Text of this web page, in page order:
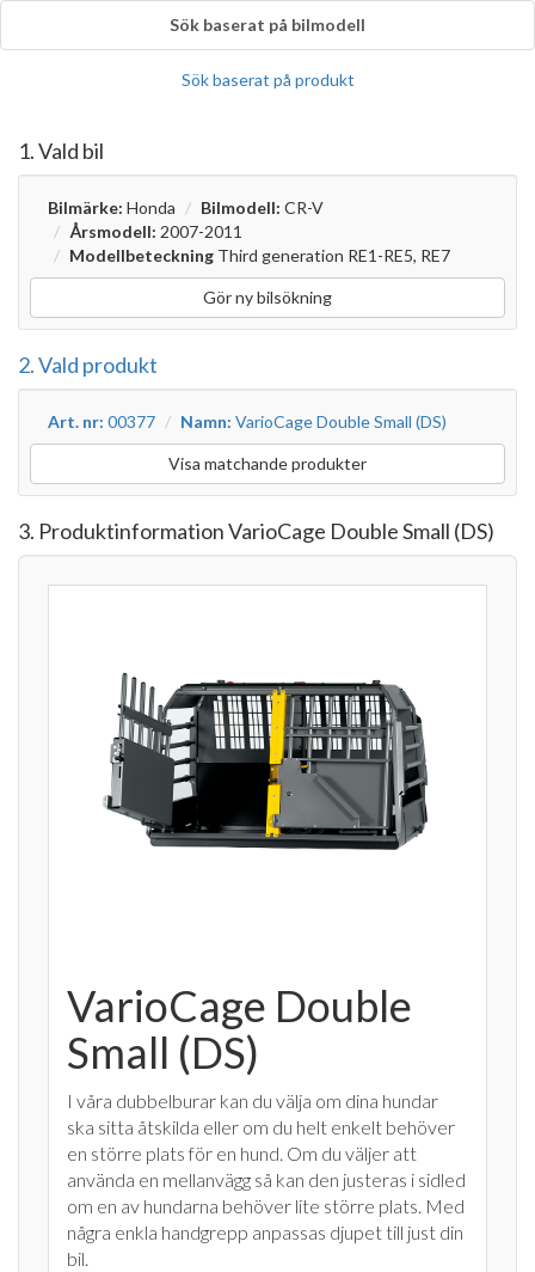
Sök baserat på bilmodell
Sök baserat på produkt
1. Vald bil
Bilmärke: Honda Bilmodell: CR-V
Årsmodell: 2007-2011
Modellbeteckning Third generation RE1-RE5, RE7
Gör ny bilsökning
2. Vald produkt
Art. nr: 00377 Namn: VarioCage Double Small (DS)
Visa matchande produkter
3. Produktinformation VarioCage Double Small (DS)
VarioCage Double
Small (DS)
I våra dubbelburar kan du välja om dina hundar
ska sitta åtskilda eller om du helt enkelt behöver
en större plats för en hund. Om du väljer att
använda en mellanvägg så kan den justeras i sidled
om en av hundarna behöver lite större plats. Med
några enkla handgrepp anpassas djupet till just din
bil.